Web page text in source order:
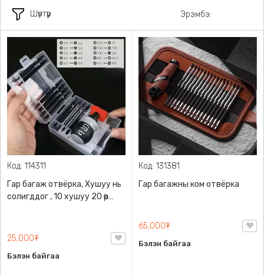
Шүүлтүүр Эрэмбэ:
Код: 114311
Гар багаж отвёрка, Хушуу нь
солигддог , 10 хушуу 20 өөр
25,000₮
Бэлэн байгаа
Код: 131381
Гар багажны ком отвёрка
65,000₮
Бэлэн байгаа